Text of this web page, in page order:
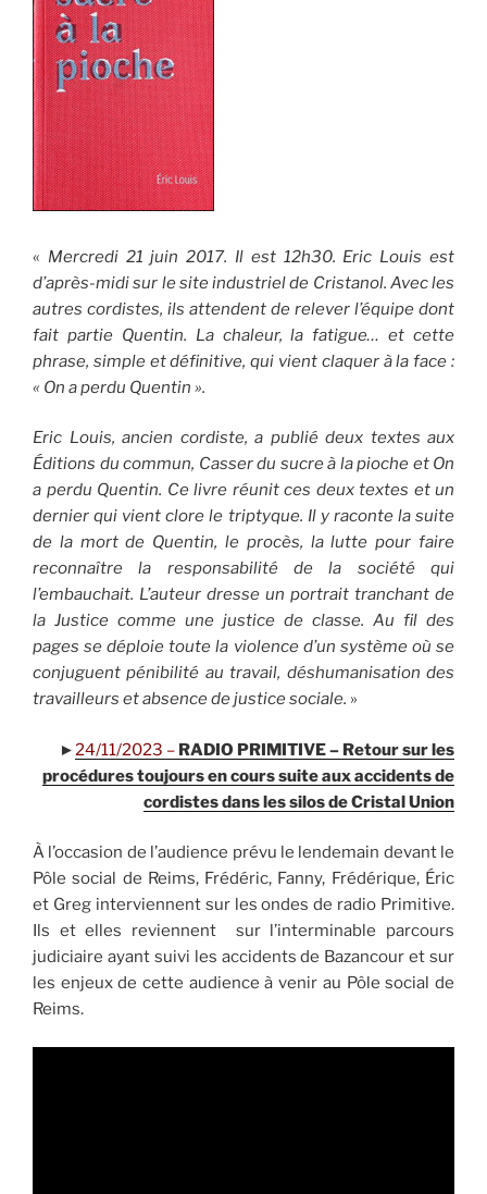
« Mercredi 21 juin 2017. Il est 12h30. Eric Louis est
d’après-midi sur le site industriel de Cristanol. Avec les
autres cordistes, ils attendent de relever l’équipe dont
fait partie Quentin. La chaleur, la fatigue… et cette
phrase, simple et définitive, qui vient claquer à la face :
« On a perdu Quentin ».
Eric Louis, ancien cordiste, a publié deux textes aux
Éditions du commun, Casser du sucre à la pioche et On
a perdu Quentin. Ce livre réunit ces deux textes et un
dernier qui vient clore le triptyque. Il y raconte la suite
de la mort de Quentin, le procès, la lutte pour faire
reconnaître la responsabilité de la société qui
l’embauchait. L’auteur dresse un portrait tranchant de
la Justice comme une justice de classe. Au fil des
pages se déploie toute la violence d’un système où se
conjuguent pénibilité au travail, déshumanisation des
travailleurs et absence de justice sociale. »
► 24/11/2023 – RADIO PRIMITIVE – Retour sur les
procédures toujours en cours suite aux accidents de
cordistes dans les silos de Cristal Union
À l’occasion de l’audience prévu le lendemain devant le
Pôle social de Reims, Frédéric, Fanny, Frédérique, Éric
et Greg interviennent sur les ondes de radio Primitive.
Ils et elles reviennent sur l’interminable parcours
judiciaire ayant suivi les accidents de Bazancour et sur
les enjeux de cette audience à venir au Pôle social de
Reims.